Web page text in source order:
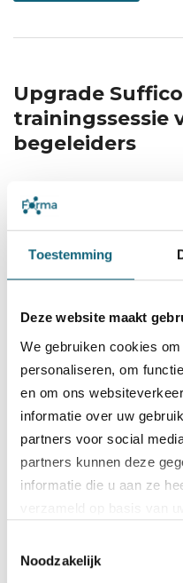
Toestemming
Deze website maakt
We gebruiken cookies
personaliseren, om
en om ons
informatie over uw
partners voor social
partners kunnen deze
informatie die u aan ze
Bezoek onze
Noodzakelijk
Upgrade Suffico
trainingssessie
begeleiders
12 maart 2020
Na de lancering van